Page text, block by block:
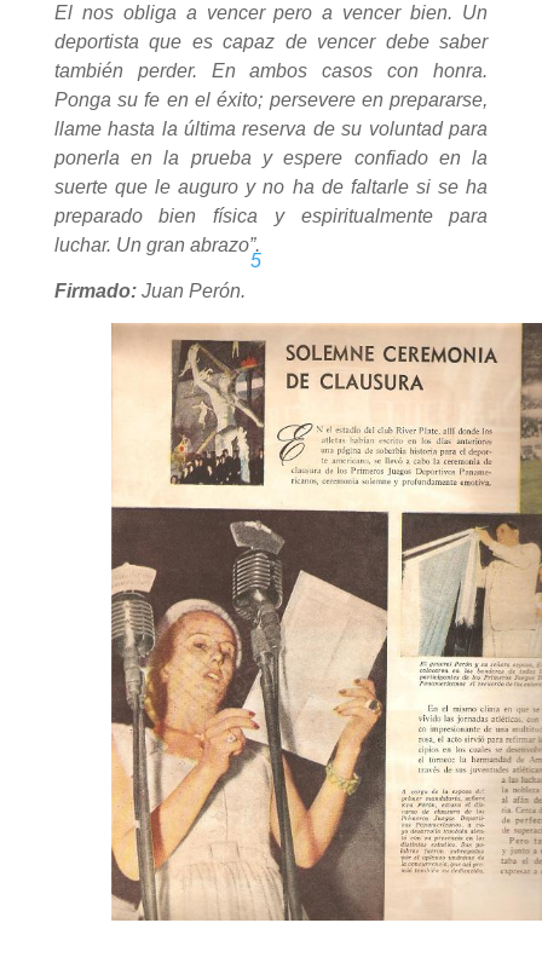
El nos obliga a vencer pero a vencer bien. Un
deportista que es capaz de vencer debe saber
también perder. En ambos casos con honra.
Ponga su fe en el éxito; persevere en prepararse,
llame hasta la última reserva de su voluntad para
ponerla en la prueba y espere confiado en la
suerte que le auguro y no ha de faltarle si se ha
preparado bien física y espiritualmente para
luchar. Un gran abrazo”.
Firmado:Juan Perón.
5